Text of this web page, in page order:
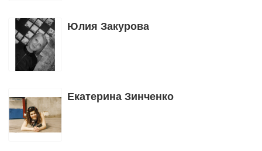
Юлия Закурова
Екатерина Зинченко